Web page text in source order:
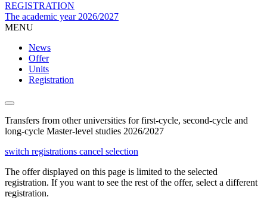
REGISTRATION
The academic year 2026/2027
MENU
News
Offer
Units
Registration
Transfers from other universities for first-cycle, second-cycle and
long-cycle Master-level studies 2026/2027
switch registrations cancel selection
The offer displayed on this page is limited to the selected
registration. If you want to see the rest of the offer, select a different
registration.